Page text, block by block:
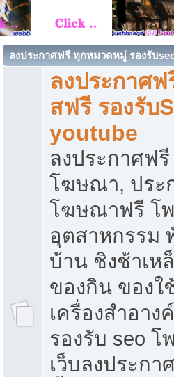
ลงประกาศฟรี ทุกหมวดหมู่ รองรับ
ลงประกาศ
สฟรี รองรับ
youtube
ลงประกาศฟ
โฆษณา, ประ
โฆษณาฟรี โ
อุตสาหกรรม
บ้าน ชิงช้าเห
ของกิน ของใ
เครื่องสำอา
รองรับ seo โ
เว็บลงประก